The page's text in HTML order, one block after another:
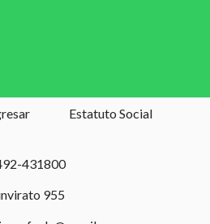
Estatuto Social
431800
955